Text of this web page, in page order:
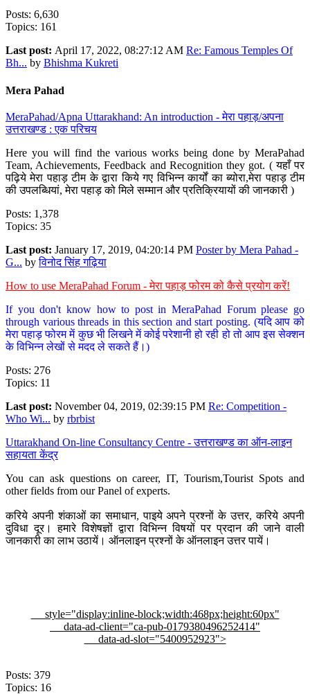
Posts: 6,630
Topics: 161
Last post: April 17, 2022, 08:27:12 AM Re: Famous Temples Of
Bh... by Bhishma Kukreti
Mera Pahad
MeraPahad/Apna Uttarakhand: An introduction - मेरा पहाड़/अपना
उत्तराखण्ड : एक परिचय
Here you will find the various works being done by MeraPahad
Team, Achievements, Feedback and Recognition they got. ( यहाँ पर
पढ़िये मेरा पहाड़ टीम के द्वारा किये गए विभिन्न कार्यों का ब्योरा,मेरा पहाड़ टीम
की उपलब्धियां, मेरा पहाड़ को मिले सम्मान और प्रतिक्रियायों की जानकारी )
Posts: 1,378
Topics: 35
Last post: January 17, 2019, 04:20:14 PM Poster by Mera Pahad -
G... byविनोद सिंह गढ़िया
How to use MeraPahad Forum - मेरा पहाड़ फोरम को कैसे प्रयोग करें!
If you don't know how to post in MeraPahad Forum please go
through various threads in this section and start posting. (यदि आप को
मेरा पहाड़ फोरम में कुछ भी लिखने में कोई परेशानी हो रही हो तो आप इस सेक्शन
के विभिन्न लेखों से मदद ले सकते हैं।)
Posts: 276
Topics: 11
Last post: November 04, 2019, 02:39:15 PM Re: Competition -
Who Wi... by rbrbist
Uttarakhand On-line Consultancy Centre - उत्तराखण्ड का ऑन-लाइन
सहायता केंद्र
You can ask questions on career, IT, Tourism,Tourist Spots and
other fields from our Panel of experts.
करिये अपनी शंकाओं का समाधान, पाइये अपने प्रश्नों के उत्तर, करिये अपनी
दुविधा दूर। हमारे विशेषज्ञों द्वारा विभिन्न विषयों पर प्रदान की जाने वाली
जानकारी का लाभ उठायें। ऑनलाइन प्रश्नों के ऑनलाइन उत्तर पायें।
style="display:inline-block;width:468px;height:60px"
data-ad-client="ca-pub-0179380496252414"
data-ad-slot="5400952923">
Posts: 379
Topics: 16